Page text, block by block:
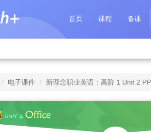
首页 课程 备课
电子课件 新理念职业英语：高阶 1 Unit 2